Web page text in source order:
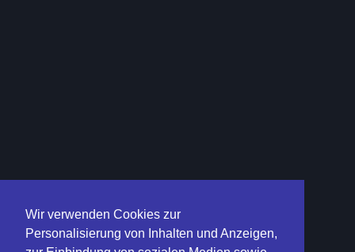
Wir verwenden Cookies zur
Personalisierung von Inhalten und Anzeigen,